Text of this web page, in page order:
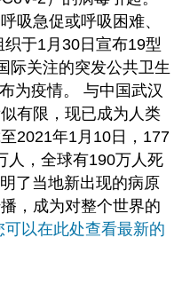
吸急促或呼吸困难、
于1月30日宣布19型
际关注的突发公共卫生
为疫情。 与中国武汉
有限，现已成为人类
2021年1月10日，177
人，全球有190万人死
了当地新出现的病原
，成为对整个世界的
可以在此处查看最新的